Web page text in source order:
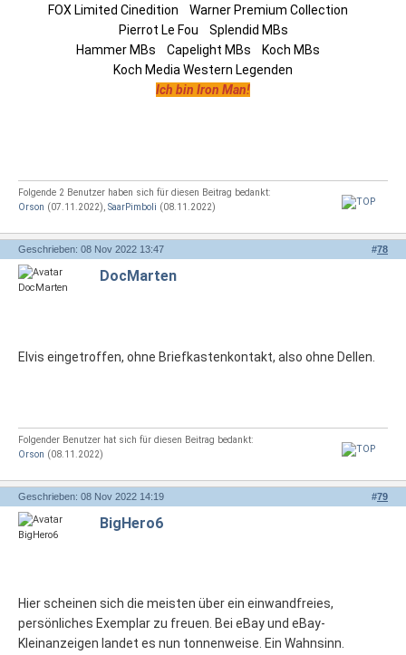
FOX Limited Cinedition
Warner Premium Collection
Pierrot Le Fou
Splendid MBs
Hammer MBs
Capelight MBs
Koch MBs
Koch Media Western Legenden
Ich bin Iron Man!
Folgende 2 Benutzer haben sich für diesen Beitrag bedankt:
Orson (07.11.2022), SaarPimboli (08.11.2022)
#78
Geschrieben: 08 Nov 2022 13:47
DocMarten
Elvis eingetroffen, ohne Briefkastenkontakt, also ohne Dellen.
Folgender Benutzer hat sich für diesen Beitrag bedankt:
Orson (08.11.2022)
#79
Geschrieben: 08 Nov 2022 14:19
BigHero6
Hier scheinen sich die meisten über ein einwandfreies,
persönliches Exemplar zu freuen. Bei eBay und eBay-
Kleinanzeigen landet es nun tonnenweise. Ein Wahnsinn.